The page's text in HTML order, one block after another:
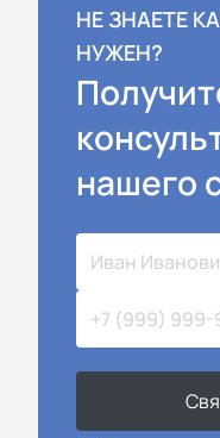
НЕ ЗНАЕТЕ
НУЖЕН?
нашего